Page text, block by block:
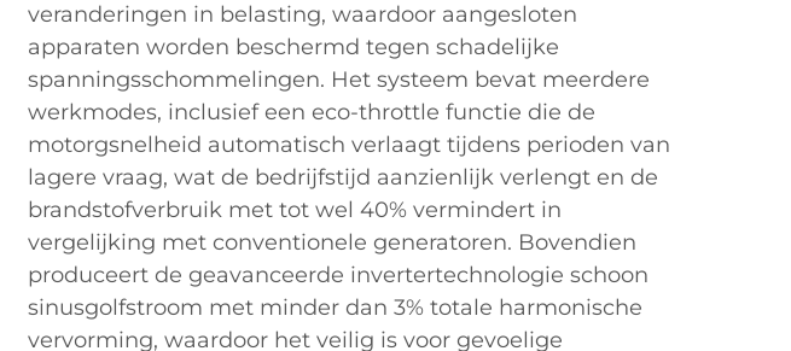
veranderingen in belasting, waardoor aangesloten
apparaten worden beschermd tegen schadelijke
spanningsschommelingen. Het systeem bevat meerdere
werkmodes, inclusief een eco-throttle functie die de
motorgsnelheid automatisch verlaagt tijdens perioden van
lagere vraag, wat de bedrijfstijd aanzienlijk verlengt en de
brandstofverbruik met tot wel 40% vermindert in
vergelijking met conventionele generatoren. Bovendien
produceert de geavanceerde invertertechnologie schoon
sinusgolfstroom met minder dan 3% totale harmonische
vervorming, waardoor het veilig is voor gevoelige